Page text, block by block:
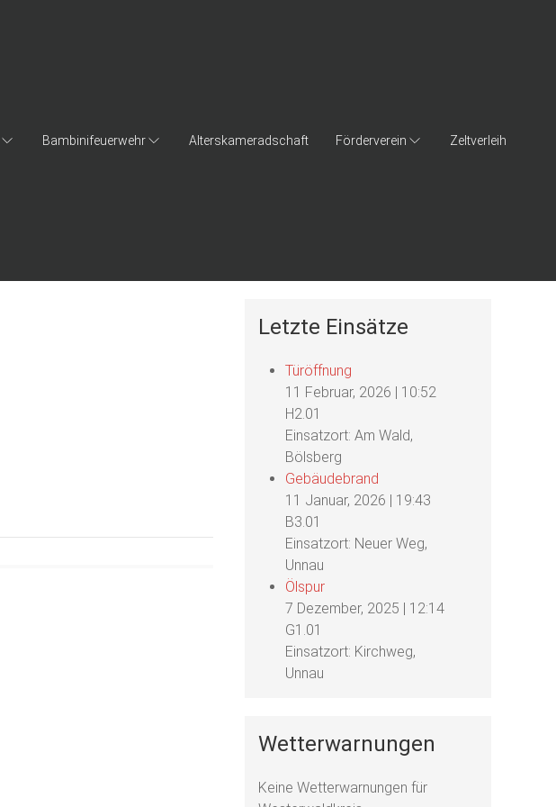
Bambinifeuerwehr Alterskameradschaft Förderverein Zeltverleih
Letzte Einsätze
Türöffnung
11 Februar, 2026 | 10:52
H2.01
Einsatzort: Am Wald,
Bölsberg
Gebäudebrand
11 Januar, 2026 | 19:43
B3.01
Einsatzort: Neuer Weg,
Unnau
Ölspur
7 Dezember, 2025 | 12:14
G1.01
Einsatzort: Kirchweg,
Unnau
Wetterwarnungen
Keine Wetterwarnungen für